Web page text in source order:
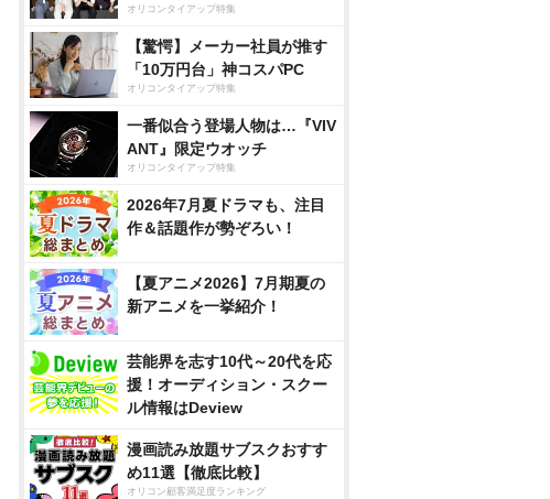
オリコンタイアップ特集
【驚愕】メーカー社員が推す
「10万円台」神コスパPC
オリコンタイアップ特集
一番似合う登場人物は…『VIV
ANT』限定ウオッチ
オリコンタイアップ特集
2026年7月夏ドラマも、注目
作＆話題作が勢ぞろい！
【夏アニメ2026】7月期夏の
新アニメを一挙紹介！
芸能界を志す10代～20代を応
援！オーディション・スクー
ル情報はDeview
漫画読み放題サブスクおすす
め11選【徹底比較】
オリコン顧客満足度ランキング